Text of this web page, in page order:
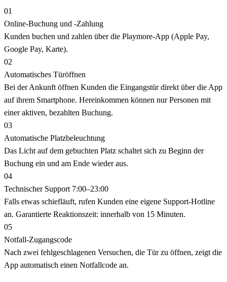
01
Online-Buchung und -Zahlung
Kunden buchen und zahlen über die Playmore-App (Apple Pay,
Google Pay, Karte).
02
Automatisches Türöffnen
Bei der Ankunft öffnen Kunden die Eingangstür direkt über die App
auf ihrem Smartphone. Hereinkommen können nur Personen mit
einer aktiven, bezahlten Buchung.
03
Automatische Platzbeleuchtung
Das Licht auf dem gebuchten Platz schaltet sich zu Beginn der
Buchung ein und am Ende wieder aus.
04
Technischer Support 7:00–23:00
Falls etwas schiefläuft, rufen Kunden eine eigene Support-Hotline
an. Garantierte Reaktionszeit: innerhalb von 15 Minuten.
05
Notfall-Zugangscode
Nach zwei fehlgeschlagenen Versuchen, die Tür zu öffnen, zeigt die
App automatisch einen Notfallcode an.